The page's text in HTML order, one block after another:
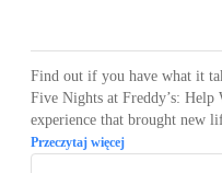
Find out if you have what it
Five Nights at Freddy’s:
experience that brought new
Przeczytaj więcej